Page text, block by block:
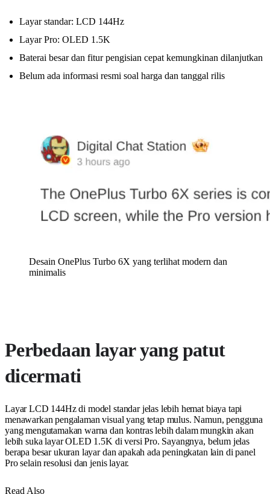
Layar standar: LCD 144Hz
Layar Pro: OLED 1.5K
Baterai besar dan fitur pengisian cepat kemungkinan dilanjutkan
Belum ada informasi resmi soal harga dan tanggal rilis
Desain OnePlus Turbo 6X yang terlihat modern dan
minimalis
Perbedaan layar yang patut
dicermati
Layar LCD 144Hz di model standar jelas lebih hemat biaya tapi
menawarkan pengalaman visual yang tetap mulus. Namun, pengguna
yang mengutamakan warna dan kontras lebih dalam mungkin akan
lebih suka layar OLED 1.5K di versi Pro. Sayangnya, belum jelas
berapa besar ukuran layar dan apakah ada peningkatan lain di panel
Pro selain resolusi dan jenis layar.
Read Also